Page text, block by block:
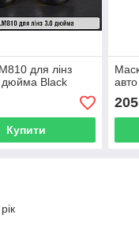
для лінз
дюйма Black
Купити
205